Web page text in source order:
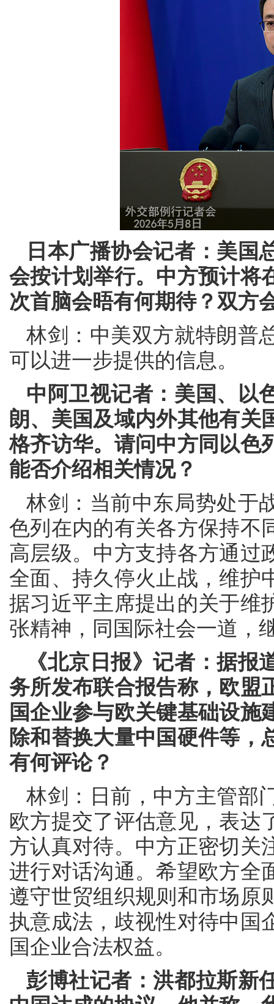
日本广播协会记者：美国
会按计划举行。中方预计将
次首脑会晤有何期待？双方
林剑：中美双方就特朗普
可以进一步提供的信息。
中阿卫视记者：美国、以
朗、美国及域内外其他有关
格齐访华。请问中方同以色
能否介绍相关情况？
林剑：当前中东局势处于
色列在内的有关各方保持不
高层级。中方支持各方通过
全面、持久停火止战，维护
据习近平主席提出的关于维
张精神，同国际社会一道，
《北京日报》记者：据
务所发布联合报告称，欧盟
国企业参与欧关键基础设施
除和替换大量中国硬件等，
有何评论？
林剑：日前，中方主管部
欧方提交了评估意见，表达
方认真对待。中方正密切关
进行对话沟通。希望欧方全
遵守世贸组织规则和市场原
执意成法，歧视性对待中国
国企业合法权益。
彭博社记者：洪都拉斯新